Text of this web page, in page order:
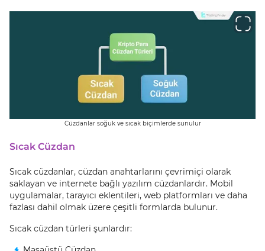
Cüzdanlar soğuk ve sıcak biçimlerde sunulur
Sıcak Cüzdan
Sıcak cüzdanlar, cüzdan anahtarlarını çevrimiçi olarak
saklayan ve internete bağlı yazılım cüzdanlardır. Mobil
uygulamalar, tarayıcı eklentileri, web platformları ve daha
fazlası dahil olmak üzere çeşitli formlarda bulunur.
Sıcak cüzdan türleri şunlardır: